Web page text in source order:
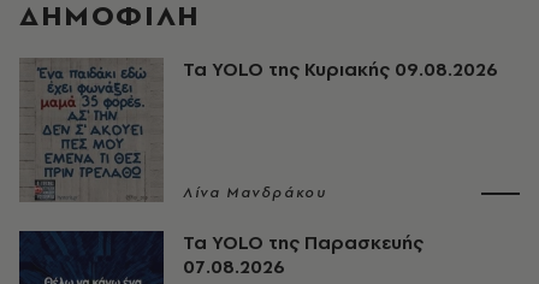
ΔΗΜΟΦΙΛΗ
Τα YOLO της Κυριακής 09.08.2026
Λίνα Μανδράκου
Τα YOLO της Παρασκευής
07.08.2026